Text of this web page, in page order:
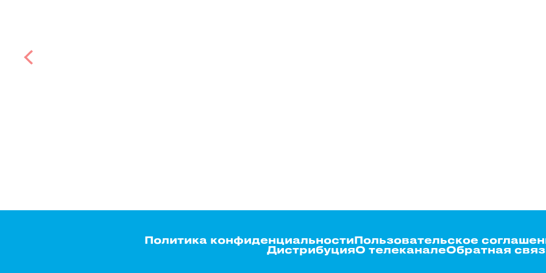
Политика конфиденциальностиПользовательское
ДистрибуцияО телеканалеОбратная